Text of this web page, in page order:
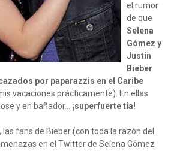
el rumor
de que
Selena
Gómez y
Justin
Bieber
por paparazzis en el Caribe
vacaciones prácticamente). En ellas
y en bañador... ¡superfuerte tía!
las fans de Bieber (con toda la razón del
en el Twitter de Selena Gómez